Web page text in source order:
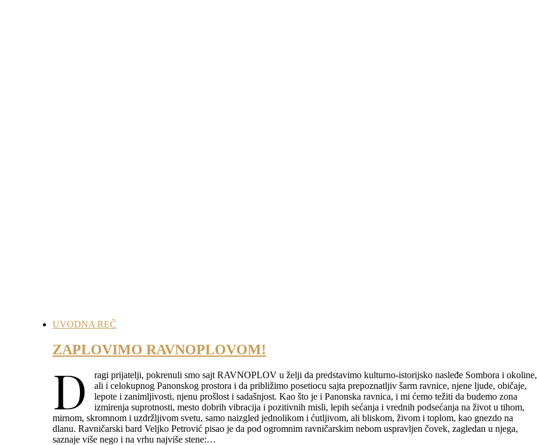
UVODNA REČ
ZAPLOVIMO RAVNOPLOVOM!
D
ragi prijatelji, pokrenuli smo sajt RAVNOPLOV u želji da predstavimo kulturno-istorijsko nasleđe Sombora i okoline,
ali i celokupnog Panonskog prostora i da približimo posetiocu sajta prepoznatljiv šarm ravnice, njene ljude, običaje,
lepote i zanimljivosti, njenu prošlost i sadašnjost. Kao što je i Panonska ravnica, i mi ćemo težiti da budemo zona
izmirenja suprotnosti, mesto dobrih vibracija i pozitivnih misli, lepih sećanja i vrednih podsećanja na život u tihom,
mirnom, skromnom i uzdržljivom svetu, samo naizgled jednolikom i ćutljivom, ali bliskom, živom i toplom, kao gnezdo na
dlanu. Ravničarski bard Veljko Petrović pisao je da pod ogromnim ravničarskim nebom uspravljen čovek, zagledan u njega,
saznaje više nego i na vrhu najviše stene:…